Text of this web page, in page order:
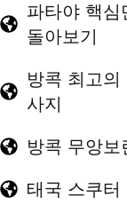
파타야 핵심
돌아보기
방콕 최고
사지
방콕 무앙
태국 스쿠터